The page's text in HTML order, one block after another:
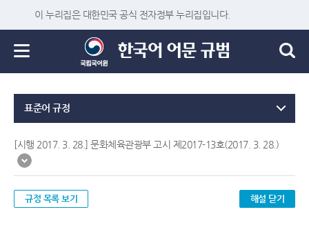
이 누리집은 대한민국 공식 전자정부 누리집입니다.
표준어 규정
[시행 2017. 3. 28.] 문화체육관광부 고시 제2017-13호(2017. 3. 28.)
규정 목록 보기 해설 닫기